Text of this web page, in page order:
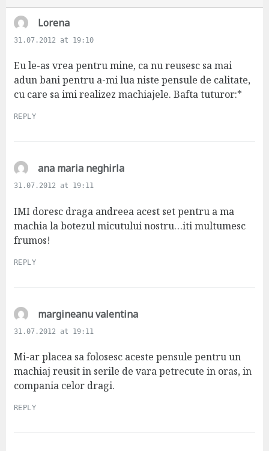
Lorenas
a
s
:
31.07.2012 at 19:10
Eu le-as vrea pentru mine, ca nu reusesc sa mai
adun bani pentru a-mi lua niste pensule de calitate,
cu care sa imi realizez machiajele. Bafta tuturor:*
REPLY
ana maria neghirlas
s
:
31.07.2012 at 19:11
IMI doresc draga andreea acest set pentru a ma
machia la botezul micutului nostru…iti multumesc
frumos!
REPLY
margineanu valentinas
s
:
31.07.2012 at 19:11
Mi-ar placea sa folosesc aceste pensule pentru un
machiaj reusit in serile de vara petrecute in oras, in
compania celor dragi.
REPLY